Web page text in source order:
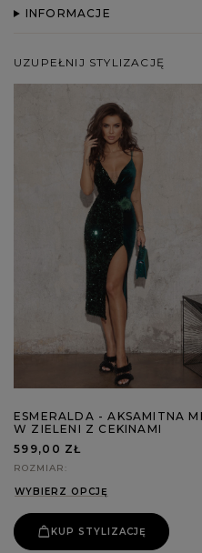
INFORMACJE
UZUPEŁNIJ STYLIZACJĘ
ESMERALDA - AKSAMITNA
W ZIELENI Z CEKINAMI
599,00 ZŁ
ROZMIAR
WYBIERZ OPCJĘ
KUP STYLIZACJĘ